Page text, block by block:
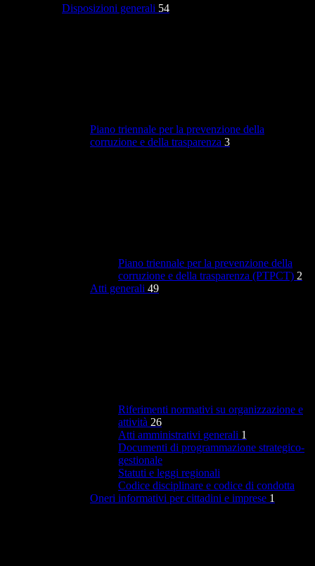
Disposizioni generali 54
Piano triennale per la prevenzione della
corruzione e della trasparenza 3
Piano triennale per la prevenzione della
corruzione e della trasparenza (PTPCT) 2
Atti generali 49
Riferimenti normativi su organizzazione e
attività 26
Atti amministrativi generali 1
Documenti di programmazione strategico-
gestionale
Statuti e leggi regionali
Codice disciplinare e codice di condotta
Oneri informativi per cittadini e imprese 1